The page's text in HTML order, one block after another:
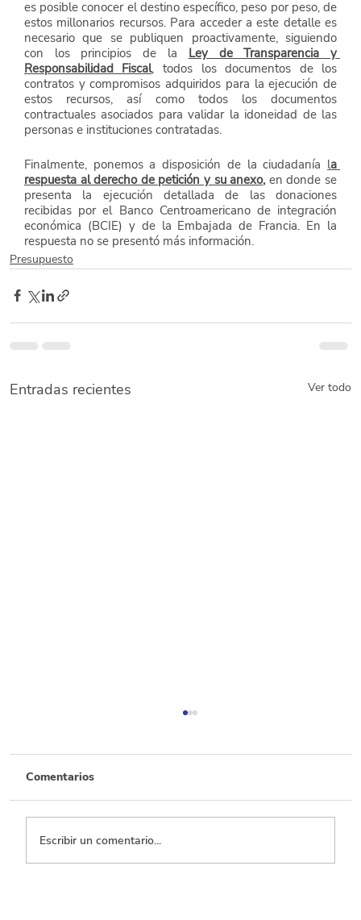
es posible conocer el destino específico, peso por peso, de
estos millonarios recursos. Para acceder a este detalle es
necesario que se publiquen proactivamente, siguiendo
con los principios de la Ley de Transparencia y
Responsabilidad Fiscal, todos los documentos de los
contratos y compromisos adquiridos para la ejecución de
estos recursos, así como todos los documentos
contractuales asociados para validar la idoneidad de las
personas e instituciones contratadas.
Finalmente, ponemos a disposición de la ciudadanía la
respuesta al derecho de petición y su anexo, en donde se
presenta la ejecución detallada de las donaciones
recibidas por el Banco Centroamericano de integración
económica (BCIE) y de la Embajada de Francia. En la
respuesta no se presentó más información.
Presupuesto
Entradas recientes Ver todo
Comentarios
Escribir un comentario...